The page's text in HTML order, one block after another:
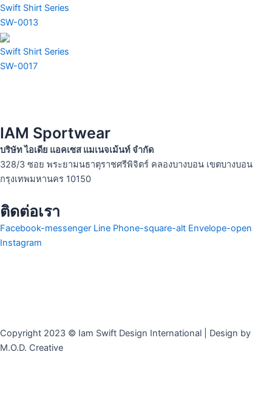
Swift Shirt Series
SW-0013
Swift Shirt Series
SW-0017
IAM Sportwear
บริษัท ไอเดีย แอคเซส แมเนจเม้นท์ จำกัด
328/3 ซอย พระยามนธาตุราชศรีพิจิตร์ คลองบางบอน เขตบางบอน
กรุงเทพมหานคร 10150
ติดต่อเรา
Facebook-messenger Line Phone-square-alt Envelope-open
Instagram
Copyright 2023 © Iam Swift Design International | Design by
M.O.D. Creative